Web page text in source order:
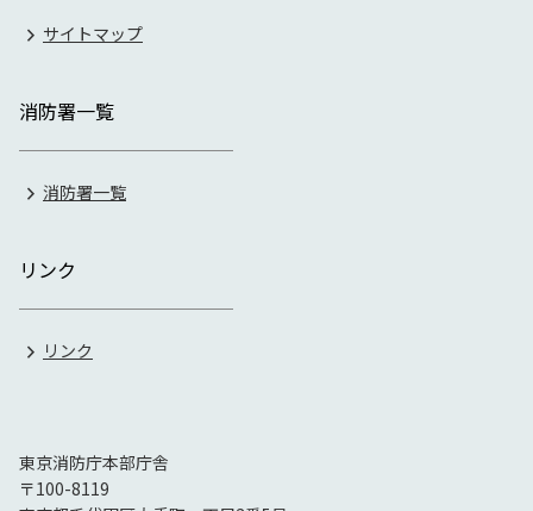
サイトマップ
消防署一覧
消防署一覧
リンク
リンク
東京消防庁本部庁舎
〒100-8119